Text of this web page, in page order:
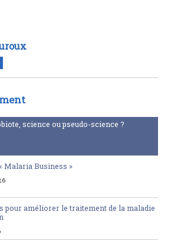
science ou pseudo-science ?
Malaria Business »
pour améliorer le traitement de la maladie